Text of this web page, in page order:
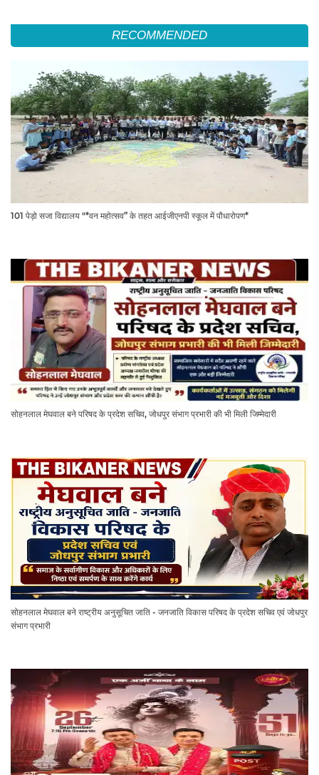
RECOMMENDED
101 पेड़ो सजा विद्यालय "*वन महोत्सव” के तहत आईजीएनपी स्कूल में पौधारोपण*
सोहनलाल मेघवाल बने परिषद के प्रदेश सचिव, जोधपुर संभाग प्रभारी की भी मिली जिम्मेदारी
सोहनलाल मेघवाल बने राष्ट्रीय अनुसूचित जाति - जनजाति विकास परिषद के प्रदेश सचिव एवं जोधपुर
संभाग प्रभारी